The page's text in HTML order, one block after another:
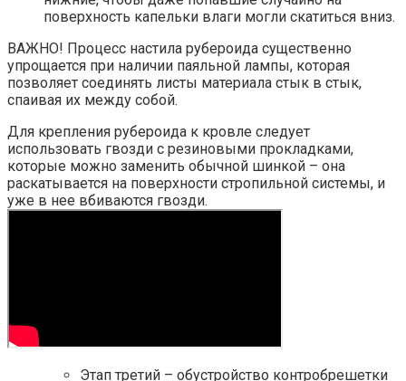
поверхность капельки влаги могли скатиться вниз.
ВАЖНО! Процесс настила рубероида существенно
упрощается при наличии паяльной лампы, которая
позволяет соединять листы материала стык в стык,
спаивая их между собой.
Для крепления рубероида к кровле следует
использовать гвозди с резиновыми прокладками,
которые можно заменить обычной шинкой – она
раскатывается на поверхности стропильной системы, и
уже в нее вбиваются гвозди.
Этап третий – обустройство контробрешетки